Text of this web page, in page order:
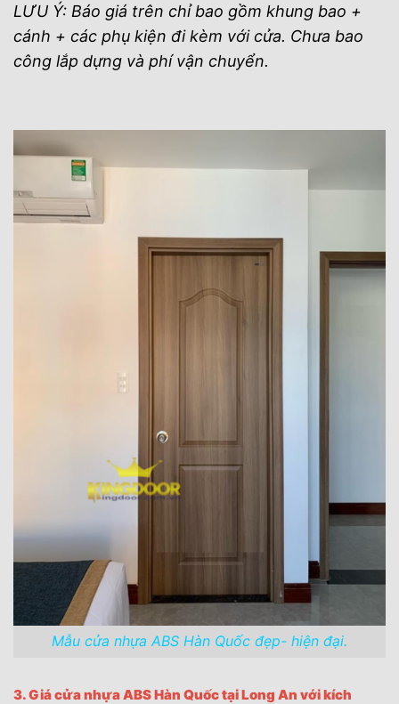
LƯU Ý: Báo giá trên chỉ bao gồm khung bao +
cánh + các phụ kiện đi kèm với cửa. Chưa bao
công lắp dựng và phí vận chuyển.
Mẫu cửa nhựa ABS Hàn Quốc đẹp- hiện đại.
3. Giá cửa nhựa ABS Hàn Quốc tại Long An với kích